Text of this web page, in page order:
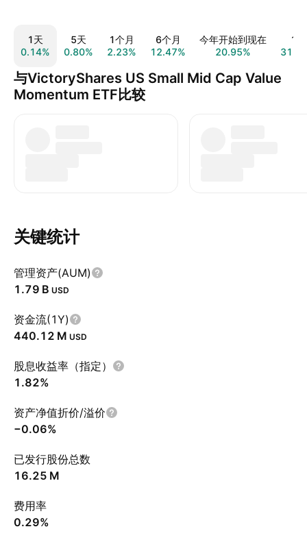
1天
0.14%
5天
0.80%
1个月
2.23%
6个月
12.47%
今年开始到现在
20.95%
1年
与VictoryShares US Small Mid Cap Value
Momentum ETF比较
关键统计
管理资产(AUM)
‪1.79 B‬ USD
资金流(1Y)
‪440.12 M‬ USD
股息收益率（指定）
1.82%
资产净值折价/溢价
−0.06%
已发行股份总数
‪16.25 M‬
费用率
0.29%